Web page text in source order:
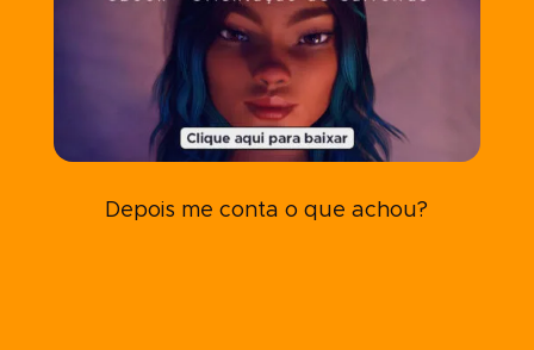
Depois me conta o que achou?